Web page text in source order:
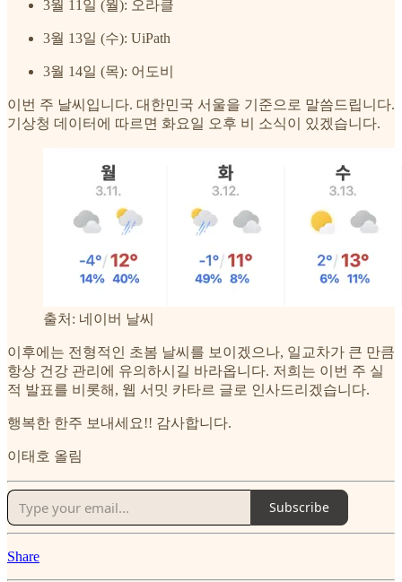
3월 11일 (월): 오라클
3월 13일 (수): UiPath
3월 14일 (목): 어도비
이번 주 날씨입니다. 대한민국 서울을 기준으로 말씀드립니다.
기상청 데이터에 따르면 화요일 오후 비 소식이 있겠습니다.
출처: 네이버 날씨
이후에는 전형적인 초봄 날씨를 보이겠으나, 일교차가 큰 만큼
항상 건강 관리에 유의하시길 바라옵니다. 저희는 이번 주 실
적 발표를 비롯해, 웹 서밋 카타르 글로 인사드리겠습니다.
행복한 한주 보내세요!! 감사합니다.
이태호 올림
Subscribe
Share